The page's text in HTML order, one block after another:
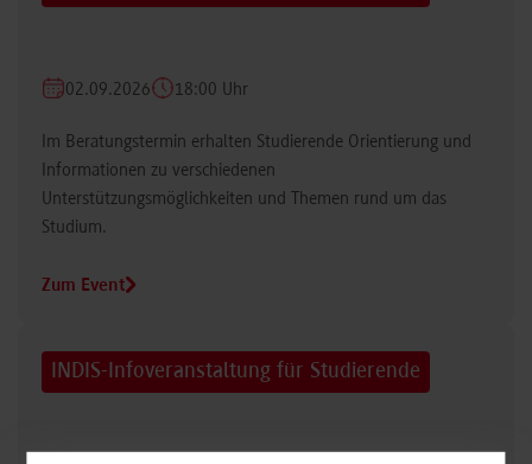
02.09.2026 18:00 Uhr
Im Beratungstermin erhalten Studierende Orientierung und
Informationen zu verschiedenen
Unterstützungsmöglichkeiten und Themen rund um das
Studium.
Zum Event
INDIS-Infoveranstaltung für Studierende